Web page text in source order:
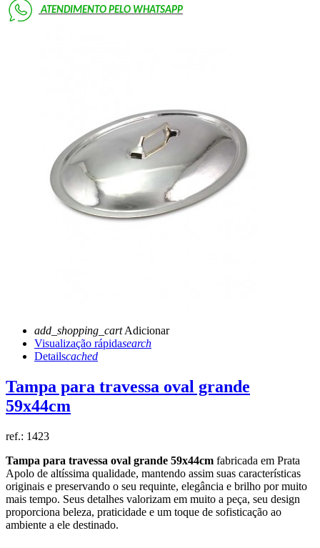
ATENDIMENTO PELO WHATSAPP
add_shopping_cartAdicionar
Visualização rápidasearch
Detailscached
Tampa para travessa oval grande
59x44cm
ref.: 1423
Tampa para travessa oval grande 59x44cm fabricada em Prata
Apolo de altíssima qualidade, mantendo assim suas características
originais e preservando o seu requinte, elegância e brilho por muito
mais tempo. Seus detalhes valorizam em muito a peça, seu design
proporciona beleza, praticidade e um toque de sofisticação ao
ambiente a ele destinado.